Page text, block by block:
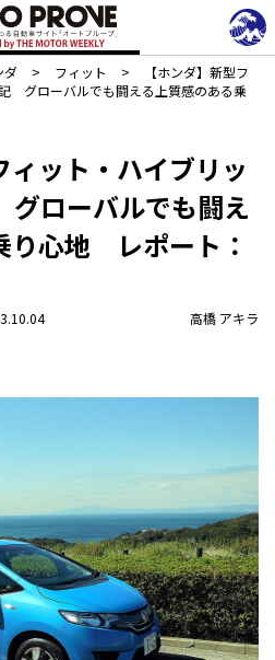
ダ > フィット >
【ホンダ】新型フ
グローバルでも闘える上質感のある乗
ィット・ハイブリッ
ローバルでも闘え
り心地 レポート：
高橋 アキラ